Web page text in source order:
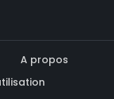
A propos